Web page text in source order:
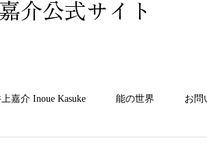
介公式サイト
嘉介 Inoue Kasuke 能の世界 お問